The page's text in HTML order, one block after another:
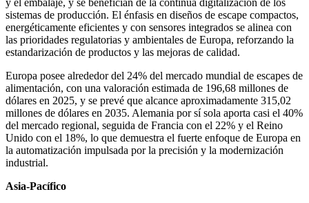
y el embalaje, y se benefician de la continua digitalización de los
sistemas de producción. El énfasis en diseños de escape compactos,
energéticamente eficientes y con sensores integrados se alinea con
las prioridades regulatorias y ambientales de Europa, reforzando la
estandarización de productos y las mejoras de calidad.
Europa posee alrededor del 24% del mercado mundial de escapes de
alimentación, con una valoración estimada de 196,68 millones de
dólares en 2025, y se prevé que alcance aproximadamente 315,02
millones de dólares en 2035. Alemania por sí sola aporta casi el 40%
del mercado regional, seguida de Francia con el 22% y el Reino
Unido con el 18%, lo que demuestra el fuerte enfoque de Europa en
la automatización impulsada por la precisión y la modernización
industrial.
Asia-Pacífico